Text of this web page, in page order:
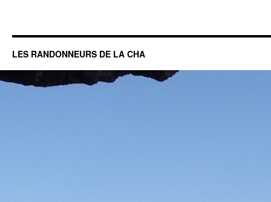
LES RANDONNEURS DE LA CHA